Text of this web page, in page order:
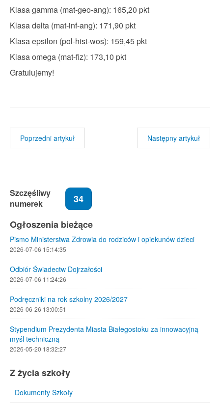
Klasa gamma (mat-geo-ang): 165,20 pkt
Klasa delta (mat-inf-ang): 171,90 pkt
Klasa epsilon (pol-hist-wos): 159,45 pkt
Klasa omega (mat-fiz): 173,10 pkt
Gratulujemy!
Poprzedni artykuł Następny artykuł
Szczęśliwy
numerek
34
Ogłoszenia bieżące
Pismo Ministerstwa Zdrowia do rodziców i opiekunów dzieci
2026-07-06 15:14:35
Odbiór Świadectw Dojrzałości
2026-07-06 11:24:26
Podręczniki na rok szkolny 2026/2027
2026-06-26 13:00:51
Stypendium Prezydenta Miasta Białegostoku za innowacyjną
myśl techniczną
2026-05-20 18:32:27
Z życia szkoły
Dokumenty Szkoły